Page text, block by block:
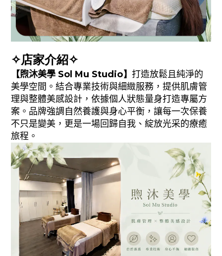
✧店家介紹✧
【煦沐美學 Sol Mu Studio】 打造放鬆且純淨的
美學空間。結合專業技術與細緻服務，提供肌膚管
理與整體美感設計，依據個人狀態量身打造專屬方
案。品牌強調自然養護與身心平衡，讓每一次保養
不只是變美，更是一場回歸自我、綻放光采的療癒
旅程。